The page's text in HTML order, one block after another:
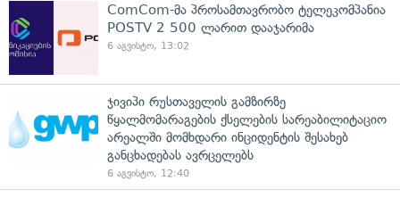
ComCom-მა პროსამთავრობო ტელეკომპანია
POSTV 2 500 ლარით დააჯარიმა
6 აგვისტო, 13:02
ჯივიპი რუსთაველის გამზირზე
წყალმომარაგების ქსელების სარეაბილიტაციო
არეალში მომხდარი ინციდენტის შესახებ
განცხადებას ავრცელებს
6 აგვისტო, 12:40